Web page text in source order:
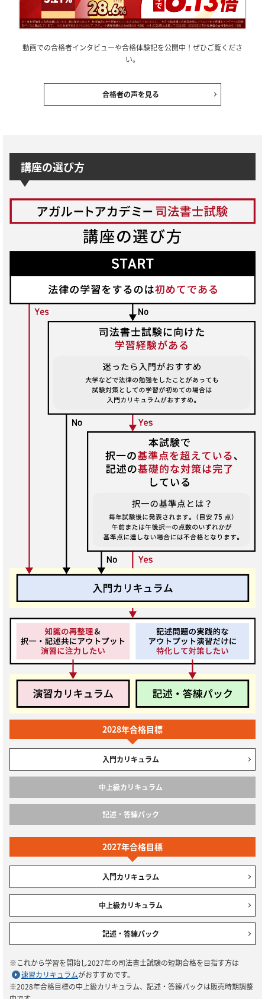
動画での合格者インタビューや合格体験記を公開中！ぜひご覧くださ
い。
合格者の声を見る
講座の選び方
2028年合格目標
入門カリキュラム
中上級カリキュラム
記述・答練パック
2027年合格目標
入門カリキュラム
中上級カリキュラム
記述・答練パック
※これから学習を開始し2027年の司法書士試験の短期合格を目指す方は
速習カリキュラムがおすすめです。
※2028年合格目標の中上級カリキュラム、記述・答練パックは販売時期調整